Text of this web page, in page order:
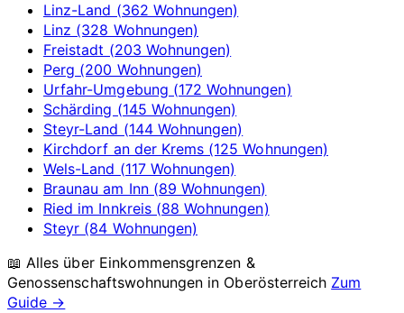
Linz-Land (362 Wohnungen)
Linz (328 Wohnungen)
Freistadt (203 Wohnungen)
Perg (200 Wohnungen)
Urfahr-Umgebung (172 Wohnungen)
Schärding (145 Wohnungen)
Steyr-Land (144 Wohnungen)
Kirchdorf an der Krems (125 Wohnungen)
Wels-Land (117 Wohnungen)
Braunau am Inn (89 Wohnungen)
Ried im Innkreis (88 Wohnungen)
Steyr (84 Wohnungen)
📖 Alles über Einkommensgrenzen &
Genossenschaftswohnungen in Oberösterreich Zum
Guide →